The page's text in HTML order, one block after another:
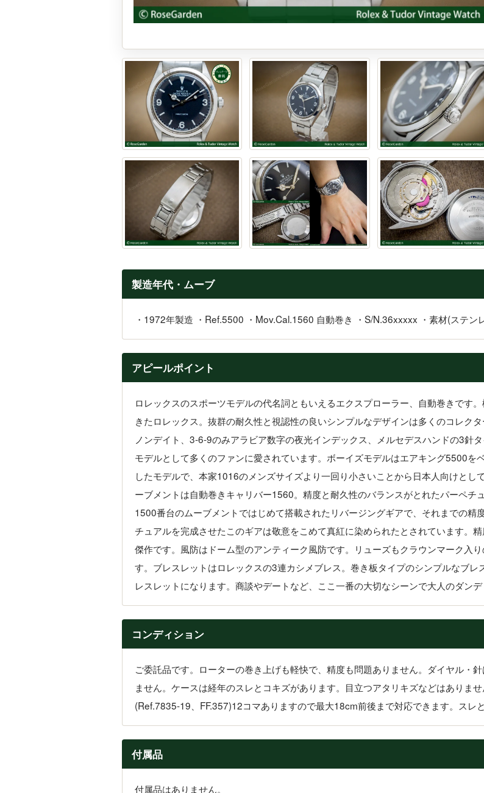
製造年代・ムーブ
・1972年製造 ・Ref.5500 ・Mov.Cal.1560 自動巻き ・S/N.36xxxxx ・素材(ステン
アピールポイント
ロレックスのスポーツモデルの代名詞ともいえるエクスプローラー、自動巻きです
きたロレックス。抜群の耐久性と視認性の良いシンプルなデザインは多くのコレク
ノンデイト、3-6-9のみアラビア数字の夜光インデックス、メルセデスハンドの3針
モデルとして多くのファンに愛されています。ボーイズモデルはエアキング5500を
したモデルで、本家1016のメンズサイズより一回り小さいことから日本人向けとし
ーブメントは自動巻きキャリバー1560。精度と耐久性のバランスがとれたパーペチ
1500番台のムーブメントではじめて搭載されたリバージングギアで、それまでの精
チュアルを完成させたこのギアは敬意をこめて真紅に染められたとされています。
傑作です。風防はドーム型のアンティーク風防です。リューズもクラウンマーク入
す。ブレスレットはロレックスの3連カシメブレス。巻き板タイプのシンプルなブ
レスレットになります。商談やデートなど、ここ一番の大切なシーンで大人のダン
コンディション
ご委託品です。ローターの巻き上げも軽快で、精度も問題ありません。ダイヤル・
ません。ケースは経年のスレとコキズがあります。目立つアタリキズなどはありま
(Ref.7835-19、FF.357)12コマありますので最大18cm前後まで対応できます。スレ
付属品
付属品はありません。